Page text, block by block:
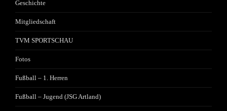
Geschichte
Mitgliedschaft
TVM SPORTSCHAU
Fotos
Fußball – 1. Herren
Fußball – Jugend (JSG Artland)